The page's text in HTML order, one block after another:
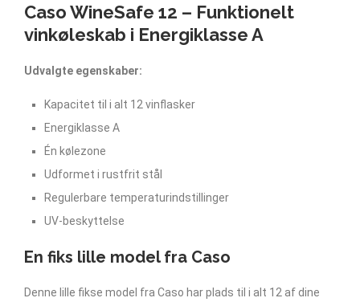
Caso WineSafe 12 – Funktionelt
vinkøleskab i Energiklasse A
Udvalgte egenskaber:
Kapacitet til i alt 12 vinflasker
Energiklasse A
Én kølezone
Udformet i rustfrit stål
Regulerbare temperaturindstillinger
UV-beskyttelse
En fiks lille model fra Caso
Denne lille fikse model fra Caso har plads til i alt 12 af dine